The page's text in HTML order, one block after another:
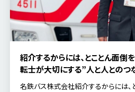
紹介するからには、とことん面倒
転士が大切にする”人と人とのつ
リクルーター特集】
名鉄バス株式会社紹介するからには、